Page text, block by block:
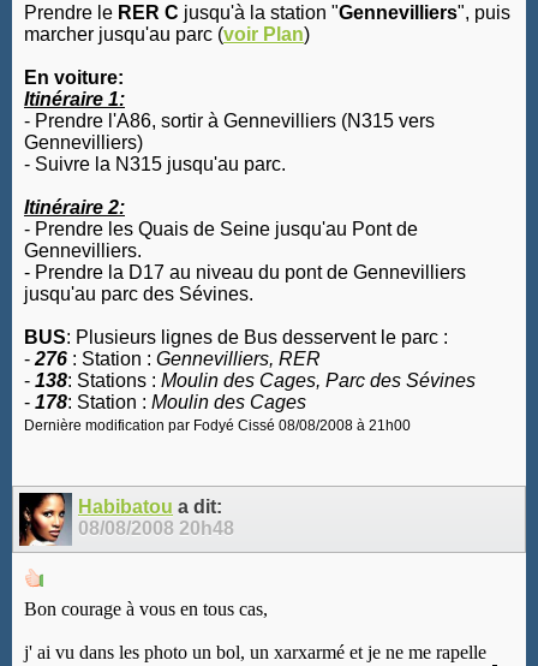
Prendre le RER C jusqu'à la station "Gennevilliers", puis
marcher jusqu'au parc (voir Plan)
En voiture:
Itinéraire 1:
- Prendre l'A86, sortir à Gennevilliers (N315 vers
Gennevilliers)
- Suivre la N315 jusqu'au parc.
Itinéraire 2:
- Prendre les Quais de Seine jusqu'au Pont de
Gennevilliers.
- Prendre la D17 au niveau du pont de Gennevilliers
jusqu'au parc des Sévines.
BUS: Plusieurs lignes de Bus desservent le parc :
- 276 : Station : Gennevilliers, RER
- 138: Stations : Moulin des Cages, Parc des Sévines
- 178: Station : Moulin des Cages
Dernière modification par Fodyé Cissé 08/08/2008 à 21h00
Habibatou a dit:
08/08/2008 20h48
Bon courage à vous en tous cas,
j' ai vu dans les photo un bol, un xarxarmé et je ne me rapelle